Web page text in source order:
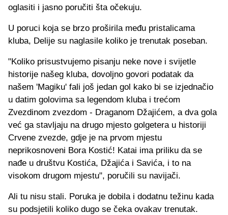
oglasiti i jasno poručiti šta očekuju.
U poruci koja se brzo proširila među pristalicama
kluba, Delije su naglasile koliko je trenutak poseban.
"Koliko prisustvujemo pisanju neke nove i svijetle
historije našeg kluba, dovoljno govori podatak da
našem 'Magiku' fali još jedan gol kako bi se izjednačio
u datim golovima sa legendom kluba i trećom
Zvezdinom zvezdom - Draganom Džajićem, a dva gola
već ga stavljaju na drugo mjesto golgetera u historiji
Crvene zvezde, gdje je na prvom mjestu
neprikosnoveni Bora Kostić! Katai ima priliku da se
nađe u društvu Kostića, Džajića i Savića, i to na
visokom drugom mjestu", poručili su navijači.
Ali tu nisu stali. Poruka je dobila i dodatnu težinu kada
su podsjetili koliko dugo se čeka ovakav trenutak.